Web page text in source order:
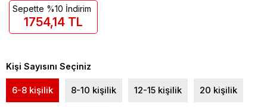
Kişi Sayısını Seçiniz
6-8 kişilik 8-10 kişilik 12-15 kişilik 20 kişilik
Sepette %10 İndirim
1754,14 TL